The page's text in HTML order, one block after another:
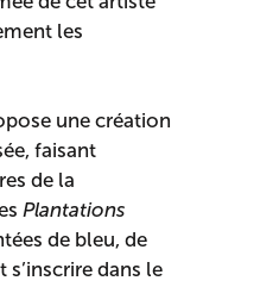
les
une création
faisant
de la
Plantations
de bleu, de
dans le